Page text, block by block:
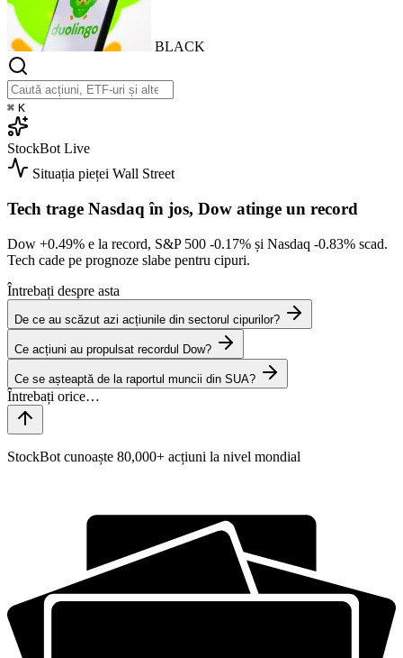
BLACK
⌘ K
StockBot Live
Situația pieței Wall Street
Tech trage Nasdaq în jos, Dow atinge un record
Dow +0.49% e la record, S&P 500 -0.17% și Nasdaq -0.83% scad.
Tech cade pe prognoze slabe pentru cipuri.
Întrebați despre asta
De ce au scăzut azi acțiunile din sectorul cipurilor?
Ce acțiuni au propulsat recordul Dow?
Ce se așteaptă de la raportul muncii din SUA?
StockBot cunoaște 80,000+ acțiuni la nivel mondial